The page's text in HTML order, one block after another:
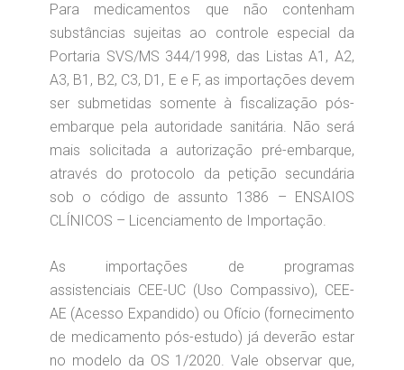
Para medicamentos que não contenham
substâncias sujeitas ao controle especial da
Portaria SVS/MS 344/1998, das Listas A1, A2,
A3, B1, B2, C3, D1, E e F, as importações devem
ser submetidas somente à fiscalização pós-
embarque pela autoridade sanitária. Não será
mais solicitada a autorização pré-embarque,
através do protocolo da petição secundária
sob o código de assunto 1386 – ENSAIOS
CLÍNICOS – Licenciamento de Importação.
As importações de programas
assistenciais CEE-UC (Uso Compassivo), CEE-
AE (Acesso Expandido) ou Ofício (fornecimento
de medicamento pós-estudo) já deverão estar
no modelo da OS 1/2020. Vale observar que,